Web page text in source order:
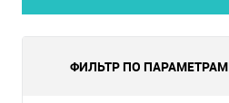
ФИЛЬТР ПО ПАРАМЕТРАМ